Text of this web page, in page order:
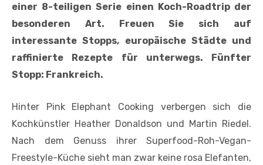
einer 8-teiligen Serie einen Koch-Roadtrip der
besonderen Art. Freuen Sie sich auf
interessante Stopps, europäische Städte und
raffinierte Rezepte für unterwegs. Fünfter
Stopp: Frankreich.
Hinter Pink Elephant Cooking verbergen sich die
Kochkünstler Heather Donaldson und Martin Riedel.
Nach dem Genuss ihrer Superfood-Roh-Vegan-
Freestyle-Küche sieht man zwar keine rosa Elefanten,